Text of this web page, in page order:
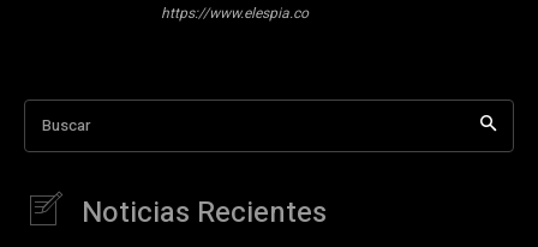
https://www.elespia.co
Buscar
Noticias Recientes